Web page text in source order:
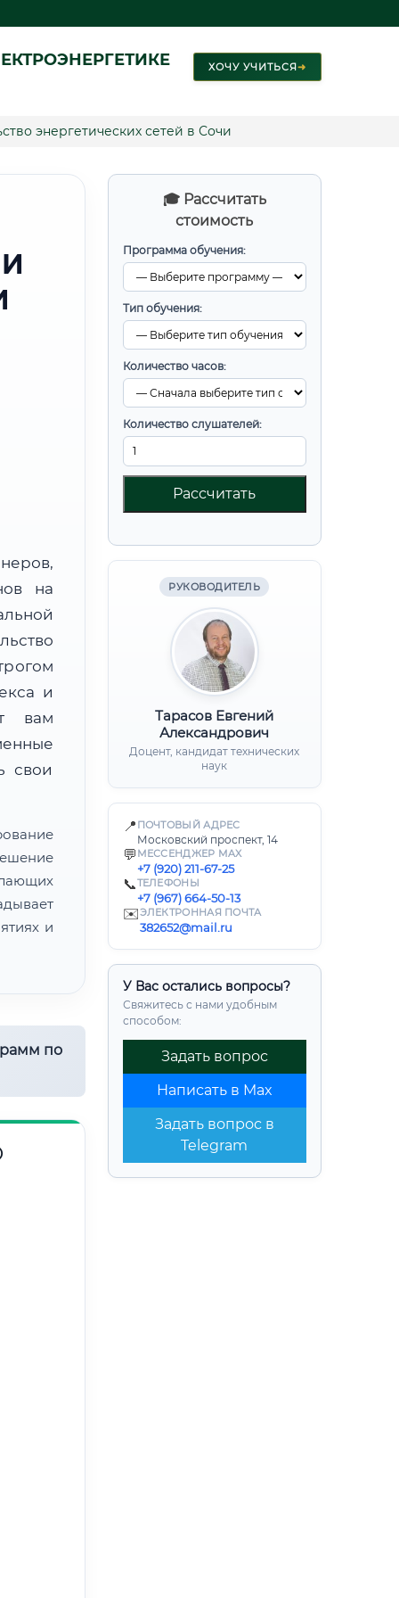
ХОЧУ УЧИТЬСЯ➜
энергетических сетей в Сочи
🎓 Рассчитать
стоимость
Программа обучения:
Тип обучения:
Количество часов:
Количество слушателей:
Рассчитать
РУКОВОДИТЕЛЬ
Тарасов Евгений
Александрович
Доцент, кандидат технических
наук
📍 ПОЧТОВЫЙ АДРЕС
Московский проспект, 14
💬 МЕССЕНДЖЕР MAX
+7 (920) 211-67-25
📞ТЕЛЕФОНЫ
+7 (967) 664-50-13
✉️ЭЛЕКТРОННАЯ ПОЧТА
382652@mail.ru
У Вас остались вопросы?
Свяжитесь с нами удобным
способом:
Задать вопрос
Написать в Max
Задать вопрос в
Telegram
на
и
вам
свои
и
по